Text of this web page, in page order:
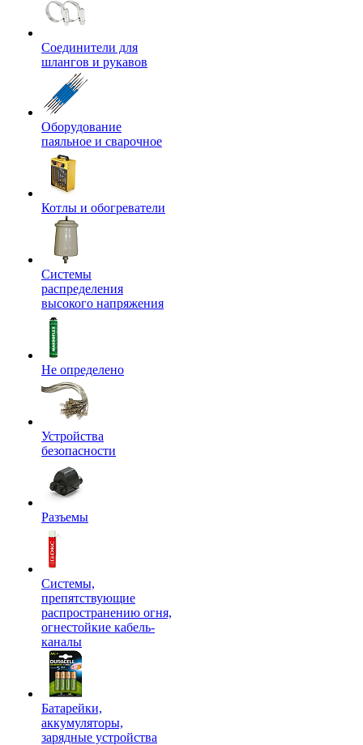
Соединители для
шлангов и рукавов
Оборудование
паяльное и сварочное
Котлы и обогреватели
Системы
распределения
высокого напряжения
Не определено
Устройства
безопасности
Разъемы
Системы,
препятствующие
распространению огня,
огнестойкие кабель-
каналы
Батарейки,
аккумуляторы,
зарядные устройства